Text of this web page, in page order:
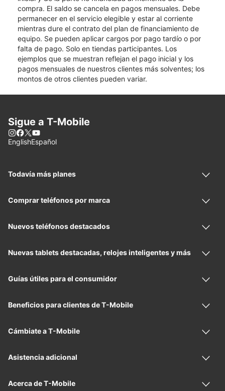
compra. El saldo se cancela en pagos mensuales. Debe
permanecer en el servicio elegible y estar al corriente
mientras dure el contrato del plan de financiamiento de
equipo. Se pueden aplicar cargos por pago tardío o por
falta de pago. Solo en tiendas participantes. Los
ejemplos que se muestran reflejan el pago inicial y los
pagos mensuales de nuestros clientes más solventes; los
montos de otros clientes pueden variar.